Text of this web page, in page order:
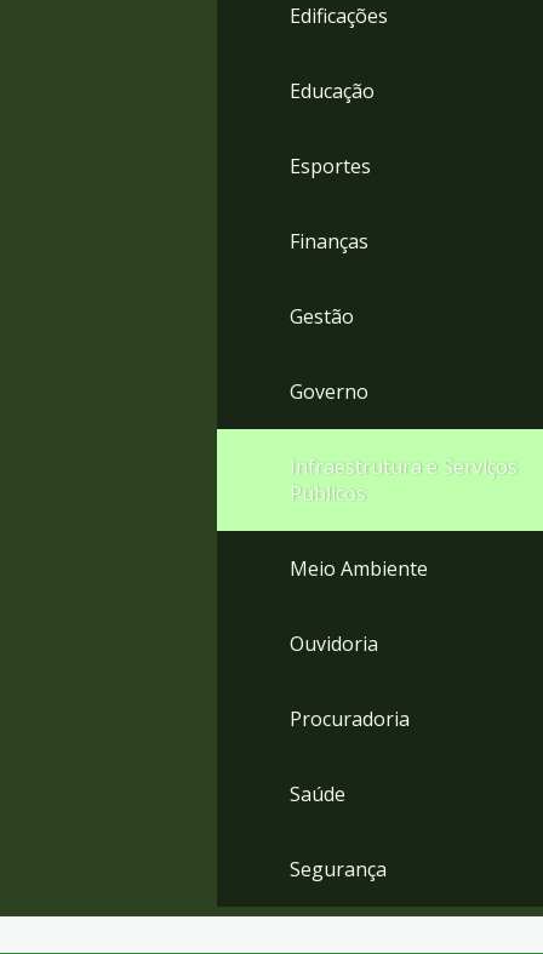
Edificações
Educação
Esportes
Finanças
Gestão
Governo
Infraestrutura e Serviços
Públicos
Meio Ambiente
Ouvidoria
Procuradoria
Saúde
Segurança